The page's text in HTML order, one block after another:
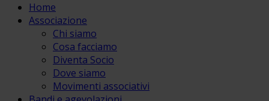
Home
Associazione
Chi siamo
Cosa facciamo
Diventa Socio
Dove siamo
Movimenti associativi